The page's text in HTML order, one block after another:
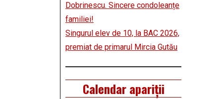
Dobrinescu. Sincere condoleanțe
familiei!
Singurul elev de 10, la BAC 2026,
premiat de primarul Mircia Gutău
Calendar apariții